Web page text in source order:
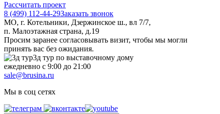
Рассчитать проект
8 (499) 112-44-29Заказать звонок
МО, г. Котельники, Дзержинское ш., вл 7/7,
п. Малоэтажная страна, д.19
Просим заранее согласовывать визит, чтобы мы могли
принять вас без ожидания.
3д тур по выставочному дому
ежедневно с 9:00 до 21:00
sale@brusina.ru
Мы в соц сетях